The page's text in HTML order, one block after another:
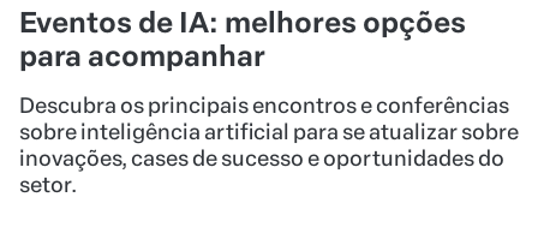
Eventos de IA: melhores opções
para acompanhar
Descubra os principais encontros e conferências
sobre inteligência artificial para se atualizar sobre
inovações, cases de sucesso e oportunidades do
setor.